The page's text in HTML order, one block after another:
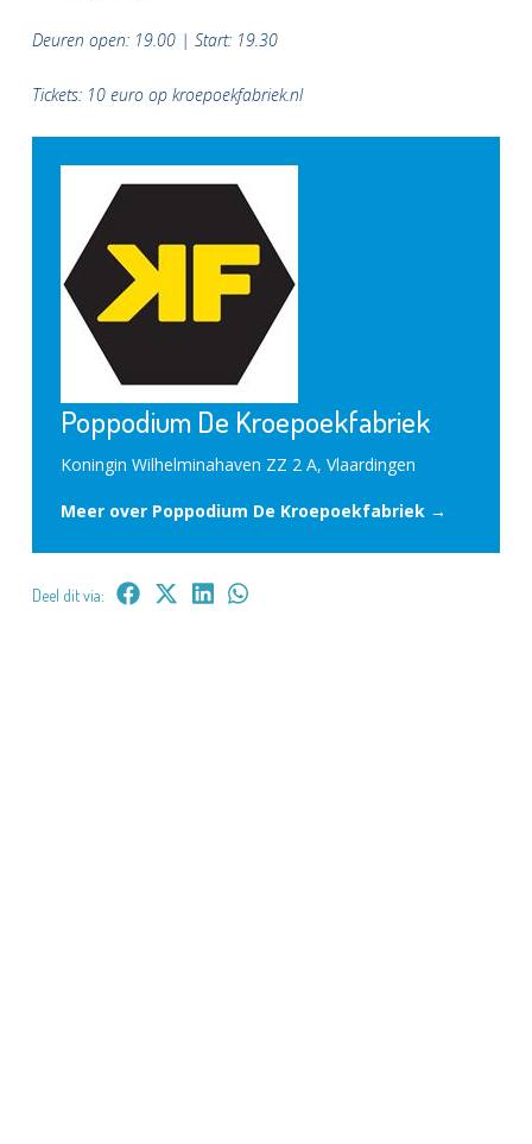
Deuren open: 19.00 | Start: 19.30
Tickets: 10 euro op kroepoekfabriek.nl
Poppodium De Kroepoekfabriek
Koningin Wilhelminahaven ZZ 2 A, Vlaardingen
Meer over Poppodium De Kroepoekfabriek →
Deel dit via: